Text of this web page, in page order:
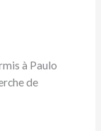
à Paulo
de